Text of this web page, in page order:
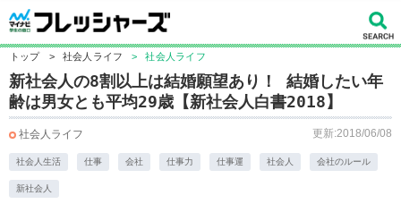
トップ > 社会人ライフ > 社会人ライフ
新社会人の8割以上は結婚願望あり！ 結婚したい年
齢は男女とも平均29歳【新社会人白書2018】
社会人ライフ 更新:2018/06/08
社会人生活 仕事 会社 仕事力 仕事運 社会人 会社のルール
新社会人